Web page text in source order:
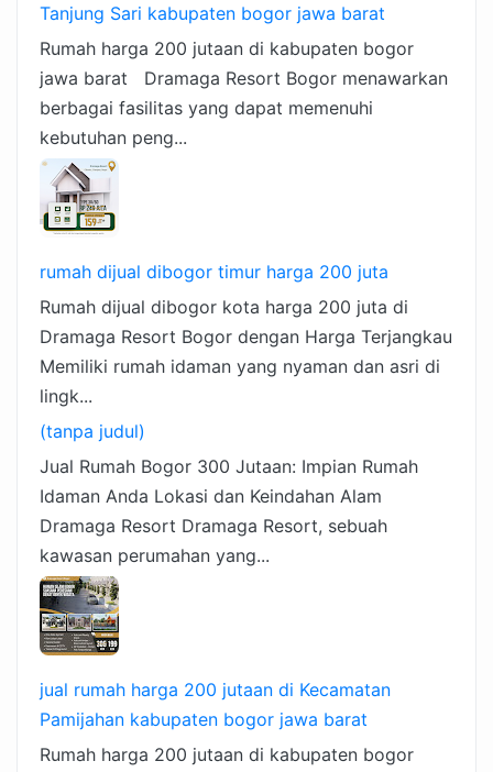
Tanjung Sari kabupaten bogor jawa barat
Rumah harga 200 jutaan di kabupaten bogor
jawa barat Dramaga Resort Bogor menawarkan
berbagai fasilitas yang dapat memenuhi
kebutuhan peng...
rumah dijual dibogor timur harga 200 juta
Rumah dijual dibogor kota harga 200 juta di
Dramaga Resort Bogor dengan Harga Terjangkau
Memiliki rumah idaman yang nyaman dan asri di
lingk...
(tanpa judul)
Jual Rumah Bogor 300 Jutaan: Impian Rumah
Idaman Anda Lokasi dan Keindahan Alam
Dramaga Resort Dramaga Resort, sebuah
kawasan perumahan yang...
jual rumah harga 200 jutaan di Kecamatan
Pamijahan kabupaten bogor jawa barat
Rumah harga 200 jutaan di kabupaten bogor